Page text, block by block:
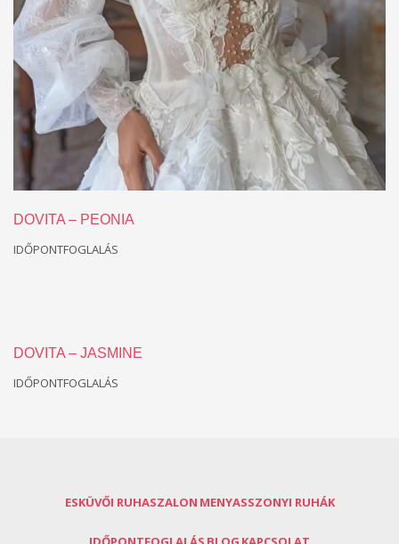
DOVITA – PEONIA
IDŐPONTFOGLALÁS
DOVITA – JASMINE
IDŐPONTFOGLALÁS
ESKÜVŐI RUHASZALON MENYASSZONYI RUHÁK